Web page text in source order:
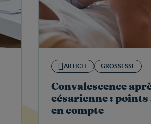
ARTICLE GROSSESSE
Convalescence
césarienne : points
en compte